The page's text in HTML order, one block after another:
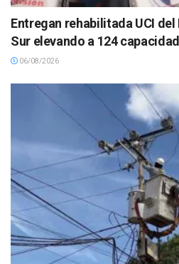
Entregan rehabilitada UCI
Sur elevando a 124
06/08/2026